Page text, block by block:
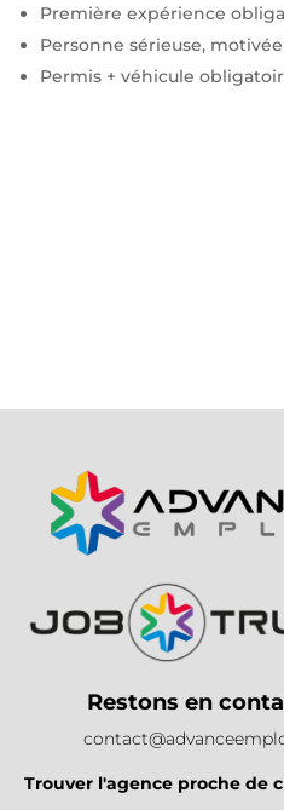
Première expérience
Personne sérieuse,
Permis + véhicule
Restons en
Trouver l'agence proche de